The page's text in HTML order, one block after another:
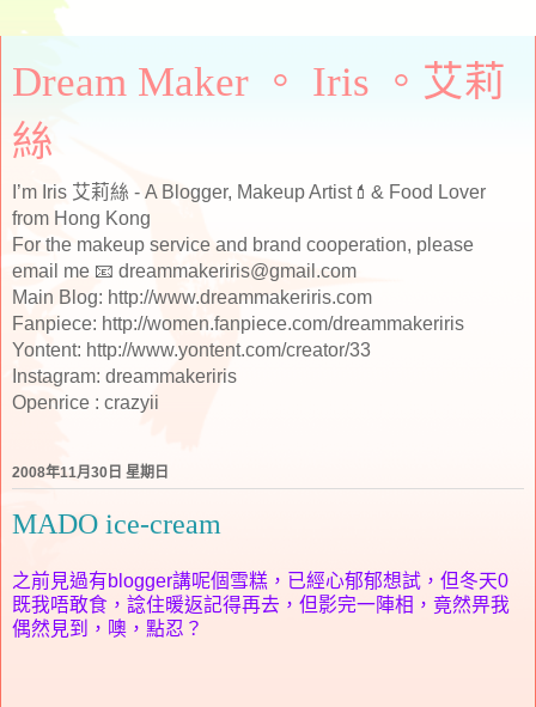
Dream Maker 。 Iris 。艾莉
絲
I’m Iris 艾莉絲 - A Blogger, Makeup Artist💄& Food Lover
from Hong Kong
For the makeup service and brand cooperation, please
email me 📧 dreammakeriris@gmail.com
Main Blog: http://www.dreammakeriris.com
Fanpiece: http://women.fanpiece.com/dreammakeriris
Yontent: http://www.yontent.com/creator/33
Instagram: dreammakeriris
Openrice : crazyii
2008年11月30日 星期日
MADO ice-cream
之前見過有blogger講呢個雪糕，已經心郁郁想試，但冬天0
既我唔敢食，諗住暖返記得再去，但影完一陣相，竟然畀我
偶然見到，噢，點忍？